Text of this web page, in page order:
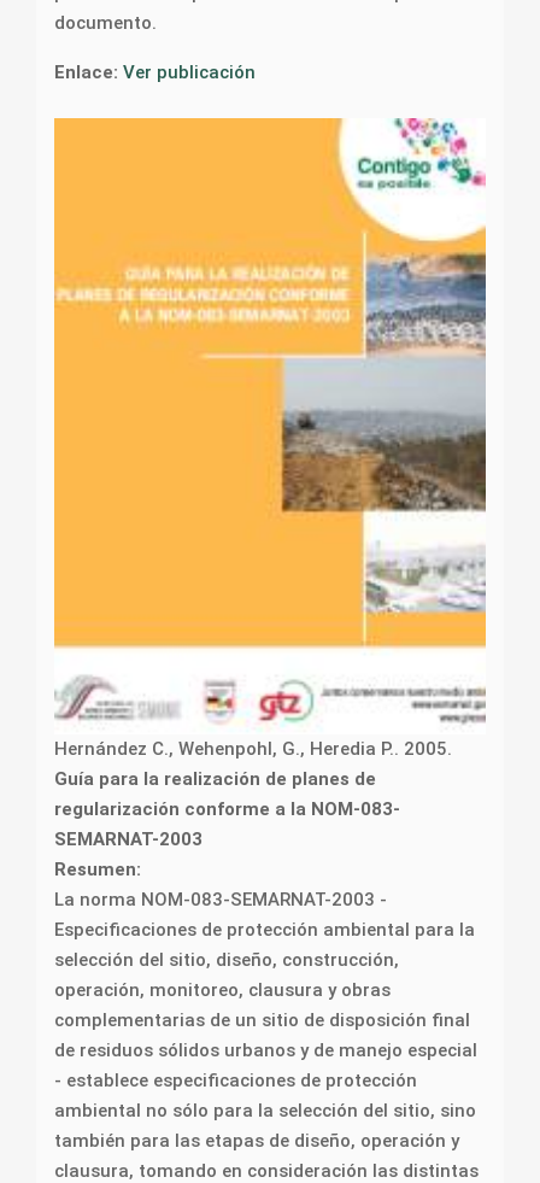
documento.
Enlace: Ver publicación
Hernández C., Wehenpohl, G., Heredia P.. 2005.
Guía para la realización de planes de
regularización conforme a la NOM-083-
SEMARNAT-2003
Resumen:
La norma NOM-083-SEMARNAT-2003 -
Especificaciones de protección ambiental para la
selección del sitio, diseño, construcción,
operación, monitoreo, clausura y obras
complementarias de un sitio de disposición final
de residuos sólidos urbanos y de manejo especial
- establece especificaciones de protección
ambiental no sólo para la selección del sitio, sino
también para las etapas de diseño, operación y
clausura, tomando en consideración las distintas